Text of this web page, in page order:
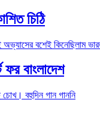
চিঠি
বশেই কিনেছিলাম
বাংলাদেশ
চোখ। বহুদিন গান গাননি